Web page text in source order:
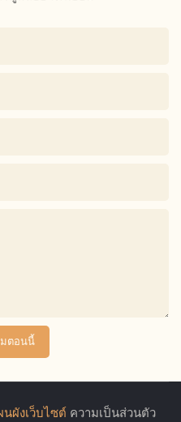
มตอนนี้
นผังเว็บไซต์ ความเป็นส่วนตัว